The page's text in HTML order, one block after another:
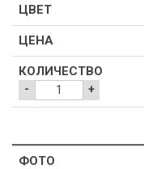
- +